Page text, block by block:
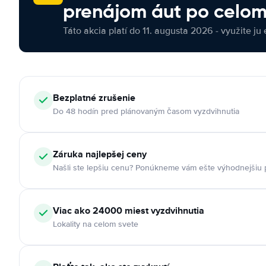
prenájom áut po
Táto akcia platí do 11. augusta 2026 - využite ju
Bezplatné zrušenie
Do 48 hodín pred plánovaným časom vyzdvihnutia
Záruka najlepšej ceny
Našli ste lepšiu cenu? Ponúkneme vám ešte výhodnejšiu
Viac ako 24000 miest vyzdvihnutia
Lokality na celom svete